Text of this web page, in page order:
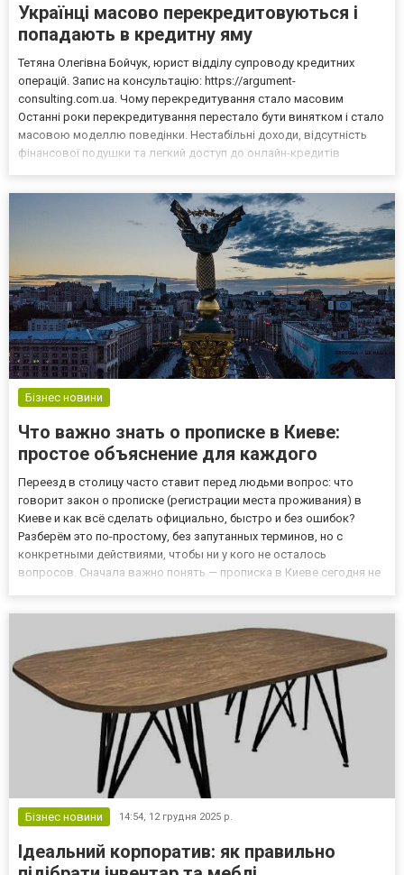
Українці масово перекредитовуються і
попадають в кредитну яму
Тетяна Олегівна Бойчук, юрист відділу супроводу кредитних
операцій. Запис на консультацію: https://argument-
consulting.com.ua. Чому перекредитування стало масовим
Останні роки перекредитування перестало бути винятком і стало
масовою моделлю поведінки. Нестабільні доходи, відсутність
фінансової подушки та легкий доступ до онлайн-кредитів
Бізнес новини
Что важно знать о прописке в Киеве:
простое объяснение для каждого
Переезд в столицу часто ставит перед людьми вопрос: что
говорит закон о прописке (регистрации места проживания) в
Киеве и как всё сделать официально, быстро и без ошибок?
Разберём это по-простому, без запутанных терминов, но с
конкретными действиями, чтобы ни у кого не осталось
вопросов. Сначала важно понять — прописка в Киеве сегодня не
Бізнес новини 14:54, 12 грудня 2025 р.
Ідеальний корпоратив: як правильно